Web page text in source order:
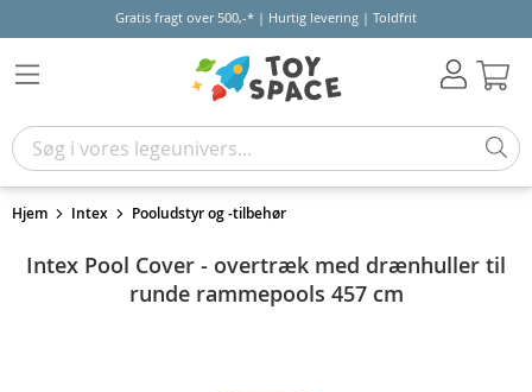
Gratis fragt over 500,-* | Hurtig levering | Toldfrit
Hjem Intex Pooludstyr og -tilbehør
Intex Pool Cover - overtræk med drænhuller til
runde rammepools 457 cm